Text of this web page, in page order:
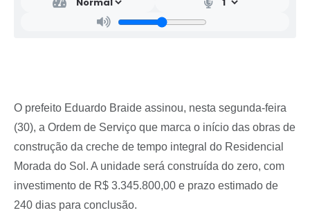
O prefeito Eduardo Braide assinou, nesta segunda-feira
(30), a Ordem de Serviço que marca o início das obras de
construção da creche de tempo integral do Residencial
Morada do Sol. A unidade será construída do zero, com
investimento de R$ 3.345.800,00 e prazo estimado de
240 dias para conclusão.